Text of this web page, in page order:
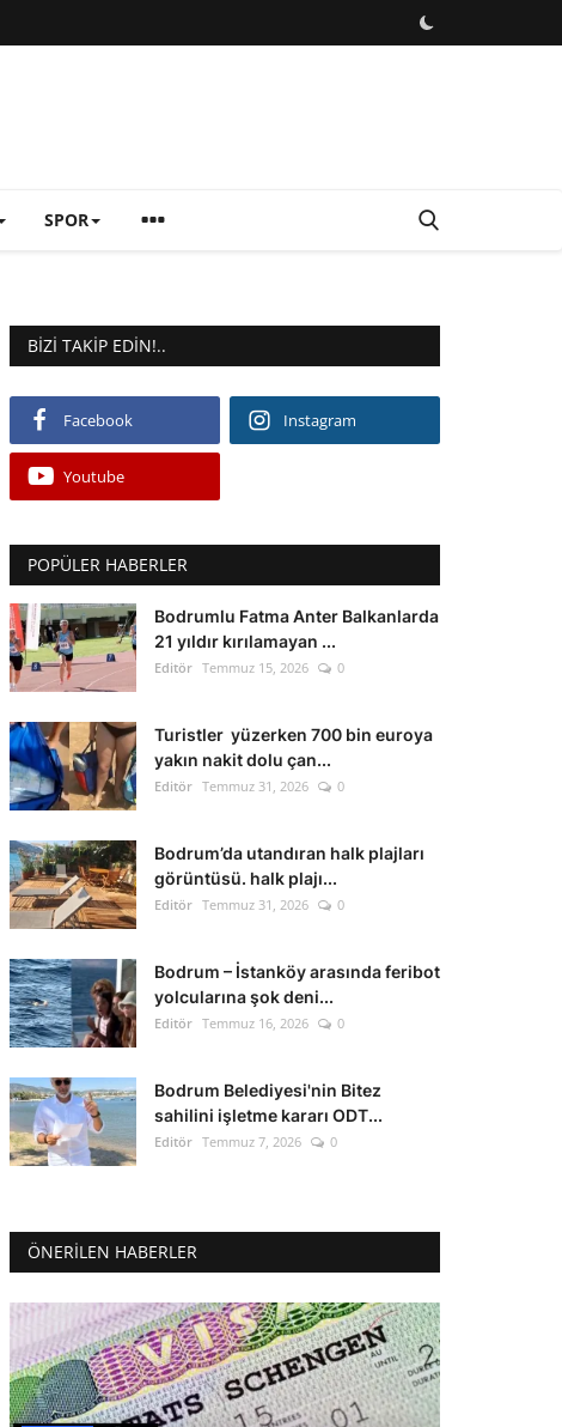
SPOR
BIZI TAKIP EDIN!..
Facebook Instagram
Youtube
POPÜLER HABERLER
Bodrumlu Fatma Anter Balkanlarda
21 yıldır kırılamayan ...
Editör Temmuz 15, 2026 0
Turistler yüzerken 700 bin euroya
yakın nakit dolu çan...
Editör Temmuz 31, 2026 0
Bodrum’da utandıran halk plajları
görüntüsü. halk plajı...
Editör Temmuz 31, 2026 0
Bodrum – İstanköy arasında feribot
yolcularına şok deni...
Editör Temmuz 16, 2026 0
Bodrum Belediyesi'nin Bitez
sahilini işletme kararı ODT...
Editör Temmuz 7, 2026 0
ÖNERILEN HABERLER